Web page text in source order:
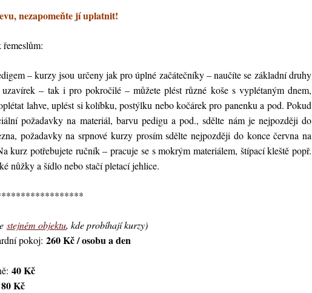
nezapomeňte jí uplatnit!
– kurzy jsou určeny jak pro úplné začátečníky – naučíte se základní druhy
– tak i pro pokročilé – můžete plést různé koše s vyplétaným dnem,
lahve, uplést si kolíbku, postýlku nebo kočárek pro panenku a pod. Pokud
požadavky na materiál, barvu pedigu a pod., sdělte nám je nejpozději do
požadavky na srpnové kurzy prosím sdělte nejpozději do konce června na
kurz potřebujete ručník – pracuje se s mokrým materiálem, štípací kleště popř.
nůžky a šídlo nebo stačí pletací jehlice.
stejném objektu, kde probíhají kurzy)
pokoj: 260 Kč / osobu a den
40 Kč
80 Kč